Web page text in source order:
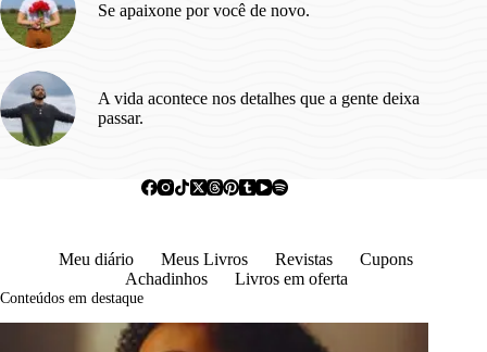
Se apaixone por você de novo.
A vida acontece nos detalhes que a gente deixa
passar.
Meu diário Meus Livros Revistas
Cupons
Achadinhos
Livros em oferta
Conteúdos em destaque